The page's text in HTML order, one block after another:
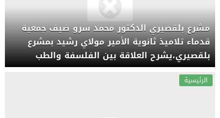
مشرع بلقصيري الدكتور محمد سرو ضيف جمعية
قدماء تلاميذ ثانوية الأمير مولاي رشيد بمشرع
بلقصيري،يشرح العلاقة بين الفلسفة والطب
الرئيسية